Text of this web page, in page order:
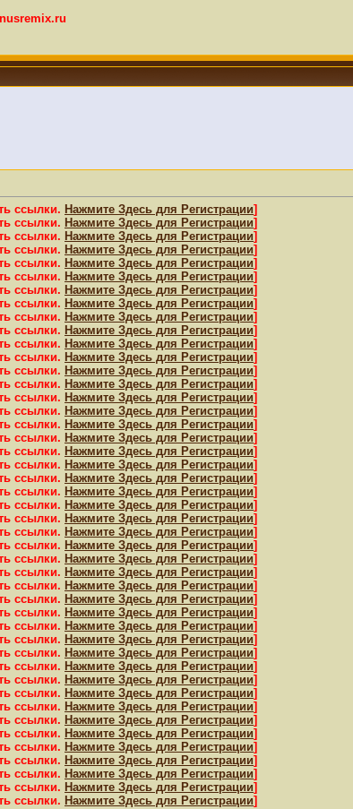
ссылки. Нажмите Здесь для Регистрации]
ссылки. Нажмите Здесь для Регистрации]
ссылки. Нажмите Здесь для Регистрации]
ссылки. Нажмите Здесь для Регистрации]
ссылки. Нажмите Здесь для Регистрации]
ссылки. Нажмите Здесь для Регистрации]
ссылки. Нажмите Здесь для Регистрации]
ссылки. Нажмите Здесь для Регистрации]
ссылки. Нажмите Здесь для Регистрации]
ссылки. Нажмите Здесь для Регистрации]
ссылки. Нажмите Здесь для Регистрации]
ссылки. Нажмите Здесь для Регистрации]
ссылки. Нажмите Здесь для Регистрации]
ссылки. Нажмите Здесь для Регистрации]
ссылки. Нажмите Здесь для Регистрации]
ссылки. Нажмите Здесь для Регистрации]
ссылки. Нажмите Здесь для Регистрации]
ссылки. Нажмите Здесь для Регистрации]
ссылки. Нажмите Здесь для Регистрации]
ссылки. Нажмите Здесь для Регистрации]
ссылки. Нажмите Здесь для Регистрации]
ссылки. Нажмите Здесь для Регистрации]
ссылки. Нажмите Здесь для Регистрации]
ссылки. Нажмите Здесь для Регистрации]
ссылки. Нажмите Здесь для Регистрации]
ссылки. Нажмите Здесь для Регистрации]
ссылки. Нажмите Здесь для Регистрации]
ссылки. Нажмите Здесь для Регистрации]
ссылки. Нажмите Здесь для Регистрации]
ссылки. Нажмите Здесь для Регистрации]
ссылки. Нажмите Здесь для Регистрации]
ссылки. Нажмите Здесь для Регистрации]
ссылки. Нажмите Здесь для Регистрации]
ссылки. Нажмите Здесь для Регистрации]
ссылки. Нажмите Здесь для Регистрации]
ссылки. Нажмите Здесь для Регистрации]
ссылки. Нажмите Здесь для Регистрации]
ссылки. Нажмите Здесь для Регистрации]
ссылки. Нажмите Здесь для Регистрации]
ссылки. Нажмите Здесь для Регистрации]
ссылки. Нажмите Здесь для Регистрации]
ссылки. Нажмите Здесь для Регистрации]
ссылки. Нажмите Здесь для Регистрации]
ссылки. Нажмите Здесь для Регистрации]
ссылки. Нажмите Здесь для Регистрации]